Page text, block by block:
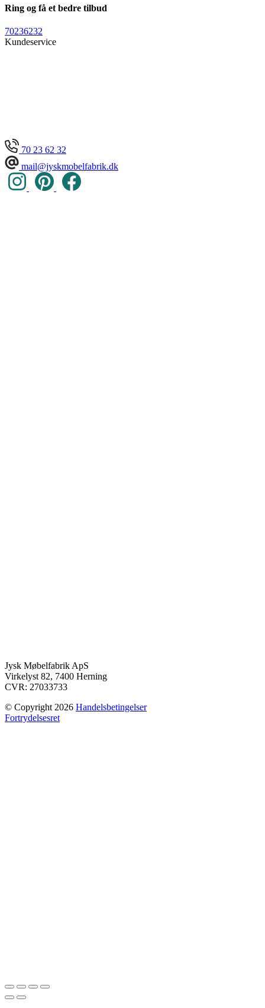
Ring og få et bedre tilbud
70236232
Kundeservice
70 23 62 32
mail@jyskmobelfabrik.dk
Jysk Møbelfabrik ApS
Virkelyst 82, 7400 Herning
CVR: 27033733
© Copyright 2026 Handelsbetingelser
Fortrydelsesret